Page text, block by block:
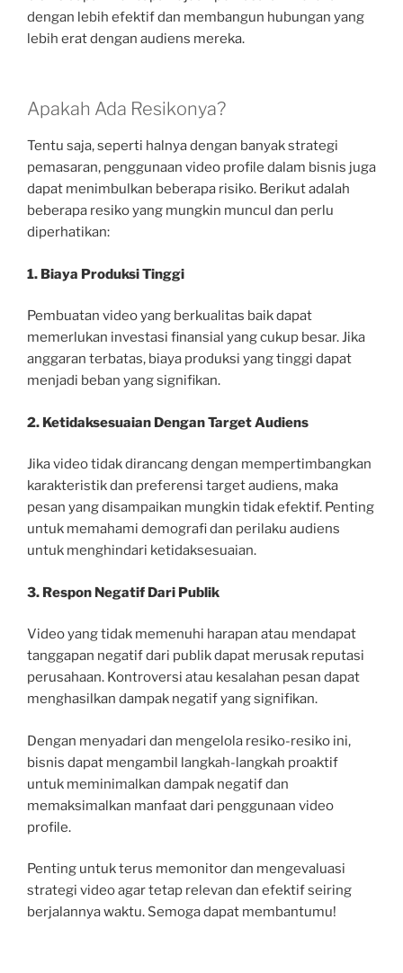
dengan lebih efektif dan membangun hubungan yang
lebih erat dengan audiens mereka.
Apakah Ada Resikonya?
Tentu saja, seperti halnya dengan banyak strategi
pemasaran, penggunaan video profile dalam bisnis juga
dapat menimbulkan beberapa risiko. Berikut adalah
beberapa resiko yang mungkin muncul dan perlu
diperhatikan:
1. Biaya Produksi Tinggi
Pembuatan video yang berkualitas baik dapat
memerlukan investasi finansial yang cukup besar. Jika
anggaran terbatas, biaya produksi yang tinggi dapat
menjadi beban yang signifikan.
2. Ketidaksesuaian Dengan Target Audiens
Jika video tidak dirancang dengan mempertimbangkan
karakteristik dan preferensi target audiens, maka
pesan yang disampaikan mungkin tidak efektif. Penting
untuk memahami demografi dan perilaku audiens
untuk menghindari ketidaksesuaian.
3. Respon Negatif Dari Publik
Video yang tidak memenuhi harapan atau mendapat
tanggapan negatif dari publik dapat merusak reputasi
perusahaan. Kontroversi atau kesalahan pesan dapat
menghasilkan dampak negatif yang signifikan.
Dengan menyadari dan mengelola resiko-resiko ini,
bisnis dapat mengambil langkah-langkah proaktif
untuk meminimalkan dampak negatif dan
memaksimalkan manfaat dari penggunaan video
profile.
Penting untuk terus memonitor dan mengevaluasi
strategi video agar tetap relevan dan efektif seiring
berjalannya waktu. Semoga dapat membantumu!